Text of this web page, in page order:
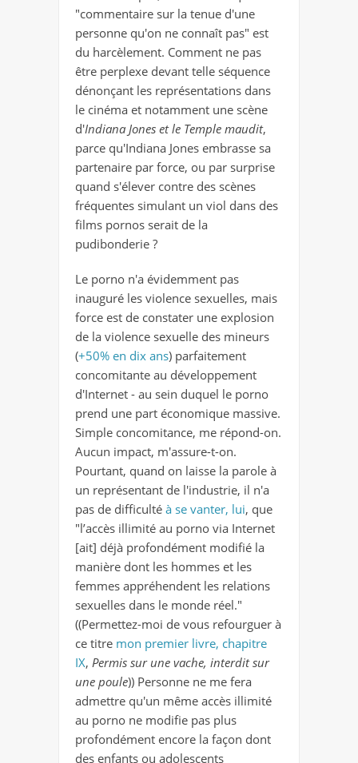
"commentaire sur la tenue d'une
personne qu'on ne connaît pas" est
du harcèlement. Comment ne pas
être perplexe devant telle séquence
dénonçant les représentations dans
le cinéma et notamment une scène
d'Indiana Jones et le Temple maudit,
parce qu'Indiana Jones embrasse sa
partenaire par force, ou par surprise
quand s'élever contre des scènes
fréquentes simulant un viol dans des
films pornos serait de la
pudibonderie ?
Le porno n'a évidemment pas
inauguré les violence sexuelles, mais
force est de constater une explosion
de la violence sexuelle des mineurs
(+50% en dix ans) parfaitement
concomitante au développement
d'Internet - au sein duquel le porno
prend une part économique massive.
Simple concomitance, me répond-on.
Aucun impact, m'assure-t-on.
Pourtant, quand on laisse la parole à
un représentant de l'industrie, il n'a
pas de difficulté à se vanter, lui, que
"l’accès illimité au porno via Internet
[ait] déjà profondément modifié la
manière dont les hommes et les
femmes appréhendent les relations
sexuelles dans le monde réel."
((Permettez-moi de vous refourguer à
ce titre mon premier livre, chapitre
IX, Permis sur une vache, interdit sur
une poule)) Personne ne me fera
admettre qu'un même accès illimité
au porno ne modifie pas plus
profondément encore la façon dont
des enfants ou adolescents